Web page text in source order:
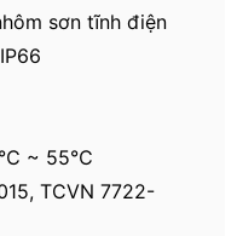
sơn tĩnh điện
~ 55℃
TCVN 7722-